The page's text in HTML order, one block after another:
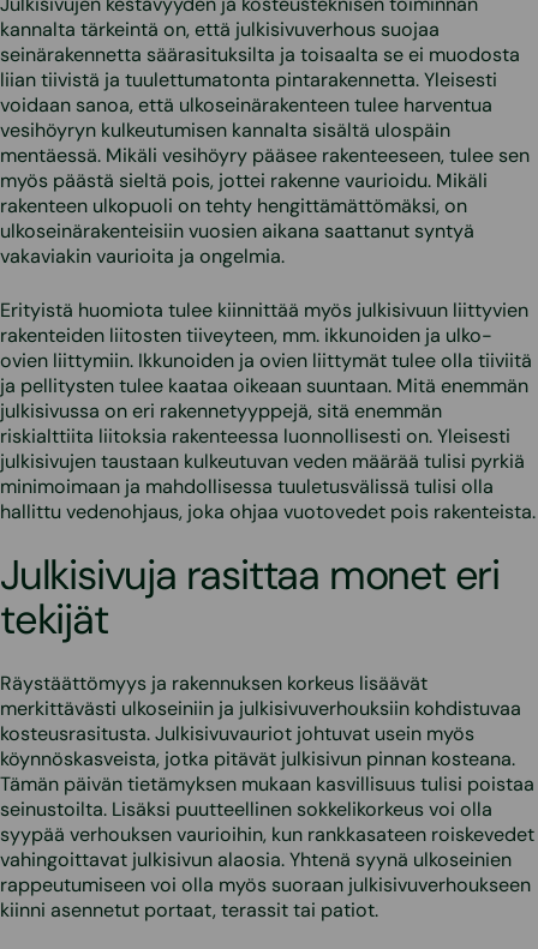
kannalta tärkeintä on, että julkisivuverhous suojaa
seinärakennetta säärasituksilta ja toisaalta se ei muodosta
liian tiivistä ja tuulettumatonta pintarakennetta. Yleisesti
voidaan sanoa, että ulkoseinärakenteen tulee harventua
vesihöyryn kulkeutumisen kannalta sisältä ulospäin
mentäessä. Mikäli vesihöyry pääsee rakenteeseen, tulee sen
myös päästä sieltä pois, jottei rakenne vaurioidu. Mikäli
rakenteen ulkopuoli on tehty hengittämättömäksi, on
ulkoseinärakenteisiin vuosien aikana saattanut syntyä
vakaviakin vaurioita ja ongelmia.
Erityistä huomiota tulee kiinnittää myös julkisivuun liittyvien
rakenteiden liitosten tiiveyteen, mm. ikkunoiden ja ulko-
ovien liittymiin. Ikkunoiden ja ovien liittymät tulee olla tiiviitä
ja pellitysten tulee kaataa oikeaan suuntaan. Mitä enemmän
julkisivussa on eri rakennetyyppejä, sitä enemmän
riskialttiita liitoksia rakenteessa luonnollisesti on. Yleisesti
julkisivujen taustaan kulkeutuvan veden määrää tulisi pyrkiä
minimoimaan ja mahdollisessa tuuletusvälissä tulisi olla
hallittu vedenohjaus, joka ohjaa vuotovedet pois rakenteista.
Julkisivuja rasittaa monet eri
tekijät
Räystäättömyys ja rakennuksen korkeus lisäävät
merkittävästi ulkoseiniin ja julkisivuverhouksiin kohdistuvaa
kosteusrasitusta. Julkisivuvauriot johtuvat usein myös
köynnöskasveista, jotka pitävät julkisivun pinnan kosteana.
Tämän päivän tietämyksen mukaan kasvillisuus tulisi poistaa
seinustoilta. Lisäksi puutteellinen sokkelikorkeus voi olla
syypää verhouksen vaurioihin, kun rankkasateen roiskevedet
vahingoittavat julkisivun alaosia. Yhtenä syynä ulkoseinien
rappeutumiseen voi olla myös suoraan julkisivuverhoukseen
kiinni asennetut portaat, terassit tai patiot.